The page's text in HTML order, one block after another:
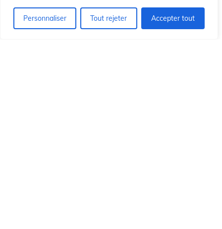
Personnaliser Tout rejeter Accepter tout